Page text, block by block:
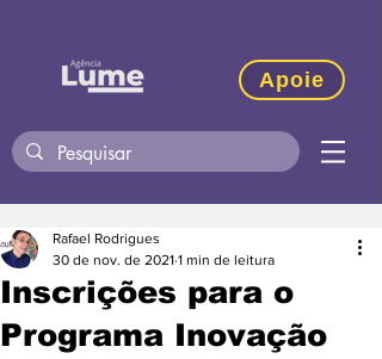
Apoie
Inscrições para o
Programa Inovação
Rafael Rodrigues
30 de nov. de 2021 1 min de leitura